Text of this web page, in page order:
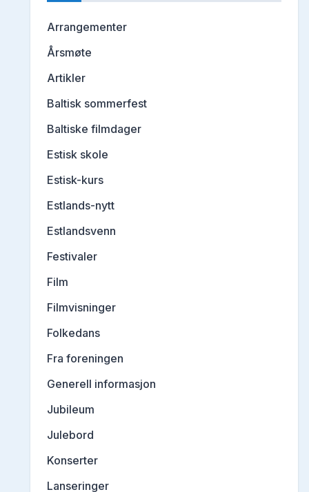
Arrangementer
Årsmøte
Artikler
Baltisk sommerfest
Baltiske filmdager
Estisk skole
Estisk-kurs
Estlands-nytt
Estlandsvenn
Festivaler
Film
Filmvisninger
Folkedans
Fra foreningen
Generell informasjon
Jubileum
Julebord
Konserter
Lanseringer